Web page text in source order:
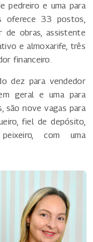
pedreiro e uma para
oferece 33 postos,
de obras, assistente
e almoxarife, três
financeiro.
dez para vendedor
geral e uma para
são nove vagas para
fiel de depósito,
com uma